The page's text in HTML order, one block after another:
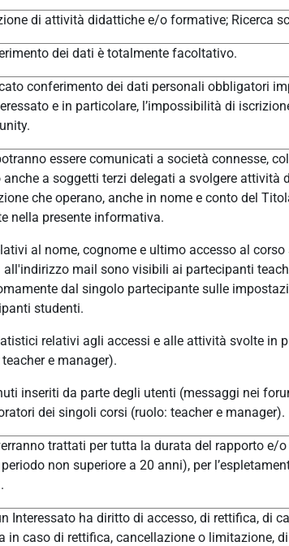
di attività didattiche e/o formative; Ricerca
dei dati è totalmente facoltativo.
conferimento dei dati personali obbligatori
e in particolare, l’impossibilità di
essere comunicati a società connesse,
anche a soggetti terzi delegati a svolgere
che operano, anche in nome e conto del
nella presente informativa.
al nome, cognome e ultimo accesso al
all'indirizzo mail sono visibili ai partecipanti
dal singolo partecipante sulle
studenti.
relativi agli accessi e alle attività svolte in
e manager).
inseriti da parte degli utenti (messaggi nei
dei singoli corsi (ruolo: teacher e manager).
trattati per tutta la durata del rapporto e/
non superiore a 20 anni), per
Interessato ha diritto di accesso, di rettifica, di
in caso di rettifica, cancellazione o limitazione,